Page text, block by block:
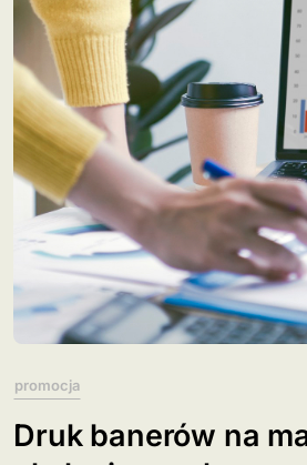
promocja
Druk banerów na